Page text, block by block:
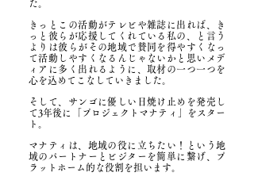
た。
きっとこの活動がテレビや雑誌に出れば、き
っと彼らが応援してくれている私の、と言う
よりは彼らがその地域で賛同を得やすくなっ
て活動しやすくなるんじゃないかと思いメデ
ィアに多く出れるように、取材の一つ一つを
心を込めてこなしていきました。
そして、サンゴに優しい日焼け止めを発売し
て3年後に「プロジェクトマナティ」をスター
ト。
マナティは、地域の役に立ちたい！という地
域のパートナーとビジターを簡単に繋げ、プ
ラットホーム的な役割を担います。